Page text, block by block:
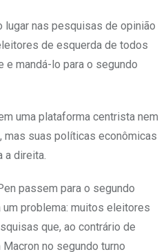
lugar nas pesquisas de opinião
de esquerda de todos
e mandá-lo para o segundo
uma plataforma centrista nem
mas suas políticas econômicas
a direita.
passem para o segundo
problema: muitos eleitores
que, ao contrário de
no segundo turno